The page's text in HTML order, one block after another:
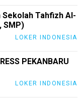
Tahfizh Al-
SMP)
LOKER INDONESIA
PEKANBARU
LOKER INDONESIA